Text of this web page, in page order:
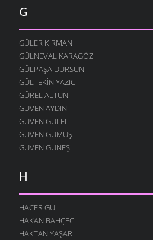
G
GÜLER KIRMAN
GÜLNEVAL KARAGÖZ
GÜLPAŞA DURSUN
GÜLTEKIN YAZICI
GÜREL ALTUN
GÜVEN AYDIN
GÜVEN GÜLEL
GÜVEN GÜMÜŞ
GÜVEN GÜNEŞ
H
HACER GÜL
HAKAN BAHÇECI
HAKTAN YAŞAR